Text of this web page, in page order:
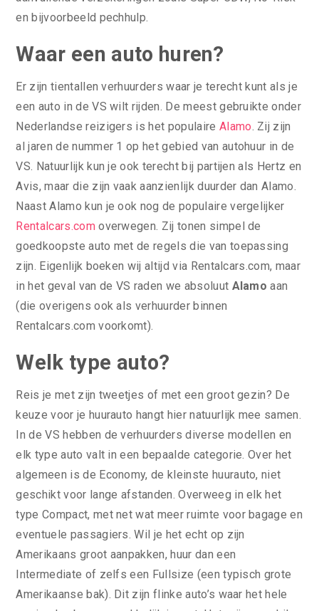
en bijvoorbeeld pechhulp.
Waar een auto huren?
Er zijn tientallen verhuurders waar je terecht kunt als je
een auto in de VS wilt rijden. De meest gebruikte onder
Nederlandse reizigers is het populaire Alamo. Zij zijn
al jaren de nummer 1 op het gebied van autohuur in de
VS. Natuurlijk kun je ook terecht bij partijen als Hertz en
Avis, maar die zijn vaak aanzienlijk duurder dan Alamo.
Naast Alamo kun je ook nog de populaire vergelijker
Rentalcars.comoverwegen. Zij tonen simpel de
goedkoopste auto met de regels die van toepassing
zijn. Eigenlijk boeken wij altijd via Rentalcars.com, maar
in het geval van de VS raden we absoluut Alamo aan
(die overigens ook als verhuurder binnen
Rentalcars.com voorkomt).
Welk type auto?
Reis je met zijn tweetjes of met een groot gezin? De
keuze voor je huurauto hangt hier natuurlijk mee samen.
In de VS hebben de verhuurders diverse modellen en
elk type auto valt in een bepaalde categorie. Over het
algemeen is de Economy, de kleinste huurauto, niet
geschikt voor lange afstanden. Overweeg in elk het
type Compact, met net wat meer ruimte voor bagage en
eventuele passagiers. Wil je het echt op zijn
Amerikaans groot aanpakken, huur dan een
Intermediate of zelfs een Fullsize (een typisch grote
Amerikaanse bak). Dit zijn flinke auto’s waar het hele